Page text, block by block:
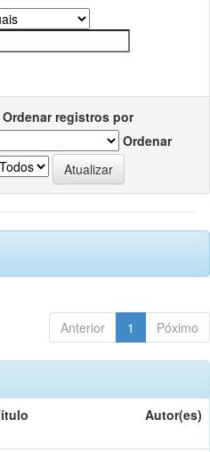
Ordenar registros por
Ordenar
Anterior 1 Póximo
Autor(es)